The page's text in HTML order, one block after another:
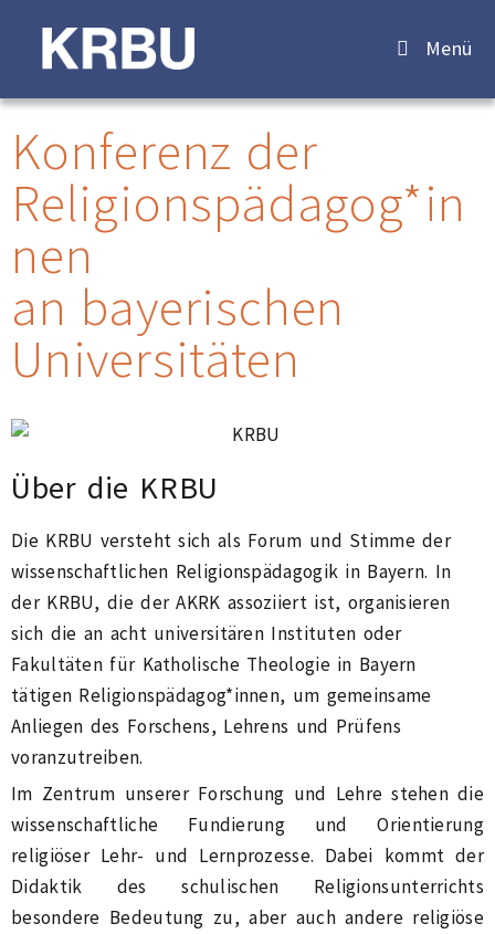
Menü
Konferenz der
Religionspädagog*in
nen
an bayerischen
Universitäten
Über die KRBU
Die KRBU versteht sich als Forum und Stimme der
wissenschaftlichen Religionspädagogik in Bayern. In
der KRBU, die der AKRK assoziiert ist, organisieren
sich die an acht universitären Instituten oder
Fakultäten für Katholische Theologie in Bayern
tätigen Religionspädagog*innen, um gemeinsame
Anliegen des Forschens, Lehrens und Prüfens
voranzutreiben.
Im Zentrum unserer Forschung und Lehre stehen die
wissenschaftliche Fundierung und Orientierung
religiöser Lehr- und Lernprozesse. Dabei kommt der
Didaktik des schulischen Religionsunterrichts
besondere Bedeutung zu, aber auch andere religiöse